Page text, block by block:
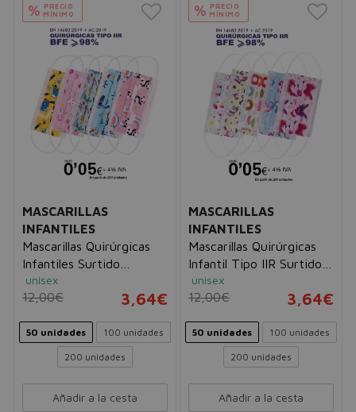
% PRECIO
MÍNIMO
MASCARILLAS
INFANTILES
Mascarillas Quirúrgicas
Infantiles Surtido
Dibujitos tipo IIR de 3
Capas
unisex
12,00€ 3,64€
50 unidades 100 unidades
200 unidades
Añadir a la cesta
% PRECIO
MÍNIMO
MASCARILLAS
INFANTILES
Mascarillas Quirúrgicas
Infantil Tipo IIR Surtido
Infantil I
unisex
12,00€ 3,64€
50 unidades 100 unidades
200 unidades
Añadir a la cesta